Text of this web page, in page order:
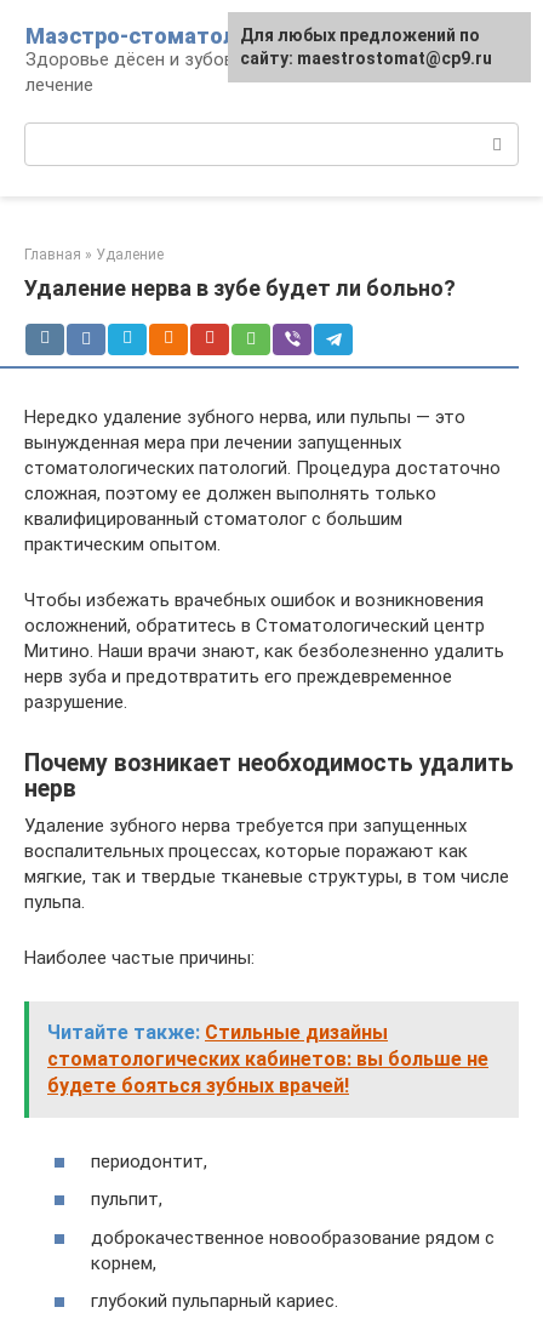
контенту
Маэстро-стоматолог
Здоровье дёсен и зубов, диагностика и
лечение
Главная » Удаление
Удаление нерва в зубе будет ли больно?
Нередко удаление зубного нерва, или пульпы — это
вынужденная мера при лечении запущенных
стоматологических патологий. Процедура достаточно
сложная, поэтому ее должен выполнять только
квалифицированный стоматолог с большим
практическим опытом.
Чтобы избежать врачебных ошибок и возникновения
осложнений, обратитесь в Стоматологический центр
Митино. Наши врачи знают, как безболезненно удалить
нерв зуба и предотвратить его преждевременное
разрушение.
Почему возникает необходимость удалить
нерв
Удаление зубного нерва требуется при запущенных
воспалительных процессах, которые поражают как
мягкие, так и твердые тканевые структуры, в том числе
пульпа.
Наиболее частые причины:
Читайте также: Стильные дизайны
стоматологических кабинетов: вы больше не
будете бояться зубных врачей!
периодонтит,
пульпит,
доброкачественное новообразование рядом с
корнем,
глубокий пульпарный кариес.
Для любых предложений по
сайту: maestrostomat@cp9.ru